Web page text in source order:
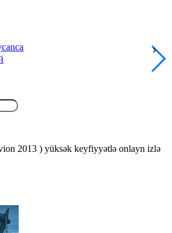
2013 ) yüksək keyfiyyətlə onlayn izlə